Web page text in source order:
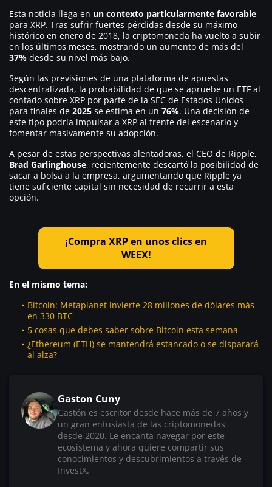
Esta noticia llega en un contexto particularmente favorable
para XRP. Tras sufrir fuertes pérdidas desde su máximo
histórico en enero de 2018, la criptomoneda ha vuelto a subir
en los últimos meses, mostrando un aumento de más del
37% desde su nivel más bajo.
Según las previsiones de una plataforma de apuestas
descentralizada, la probabilidad de que se apruebe un ETF al
contado sobre XRP por parte de la SEC de Estados Unidos
para finales de 2025 se estima en un 76%. Una decisión de
este tipo podría impulsar a XRP al frente del escenario y
fomentar masivamente su adopción.
A pesar de estas perspectivas alentadoras, el CEO de Ripple,
Brad Garlinghouse, recientemente descartó la posibilidad de
sacar a bolsa a la empresa, argumentando que Ripple ya
tiene suficiente capital sin necesidad de recurrir a esta
opción.
¡Compra XRP en unos clics en
WEEX!
En el mismo tema:
Bitcoin: Metaplanet invierte 28 millones de dólares más
en 330 BTC
5 cosas que debes saber sobre Bitcoin esta semana
¿Ethereum (ETH) se mantendrá estancado o se disparará
al alza?
Gaston Cuny
Gastón es escritor desde hace más de 7 años y
un gran entusiasta de las criptomonedas
desde 2020. Le encanta navegar por este
ecosistema y ahora quiere compartir sus
conocimientos y descubrimientos a través de
InvestX.